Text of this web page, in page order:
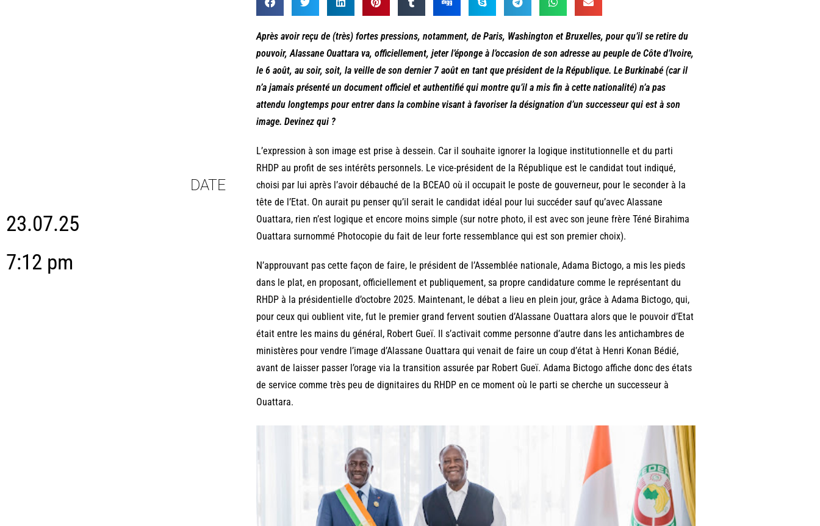
DATE
23.07.25
7:12 pm
Après avoir reçu de (très) fortes pressions, notamment, de Paris, Washington et Bruxelles, pour qu’il se retire du
pouvoir, Alassane Ouattara va, officiellement, jeter l’éponge à l’occasion de son adresse au peuple de Côte d’Ivoire,
le 6 août, au soir, soit, la veille de son dernier 7 août en tant que président de la République. Le Burkinabé (car il
n’a jamais présenté un document officiel et authentifié qui montre qu’il a mis fin à cette nationalité) n’a pas
attendu longtemps pour entrer dans la combine visant à favoriser la désignation d’un successeur qui est à son
image. Devinez qui ?
L’expression à son image est prise à dessein. Car il souhaite ignorer la logique institutionnelle et du parti
RHDP au profit de ses intérêts personnels. Le vice-président de la République est le candidat tout indiqué,
choisi par lui après l’avoir débauché de la BCEAO où il occupait le poste de gouverneur, pour le seconder à la
tête de l’Etat. On aurait pu penser qu’il serait le candidat idéal pour lui succéder sauf qu’avec Alassane
Ouattara, rien n’est logique et encore moins simple (sur notre photo, il est avec son jeune frère Téné Birahima
Ouattara surnommé Photocopie du fait de leur forte ressemblance qui est son premier choix).
N’approuvant pas cette façon de faire, le président de l’Assemblée nationale, Adama Bictogo, a mis les pieds
dans le plat, en proposant, officiellement et publiquement, sa propre candidature comme le représentant du
RHDP à la présidentielle d’octobre 2025. Maintenant, le débat a lieu en plein jour, grâce à Adama Bictogo, qui,
pour ceux qui oublient vite, fut le premier grand fervent soutien d’Alassane Ouattara alors que le pouvoir d’Etat
était entre les mains du général, Robert Gueï. Il s’activait comme personne d’autre dans les antichambres de
ministères pour vendre l’image d’Alassane Ouattara qui venait de faire un coup d’état à Henri Konan Bédié,
avant de laisser passer l’orage via la transition assurée par Robert Gueï. Adama Bictogo affiche donc des états
de service comme très peu de dignitaires du RHDP en ce moment où le parti se cherche un successeur à
Ouattara.